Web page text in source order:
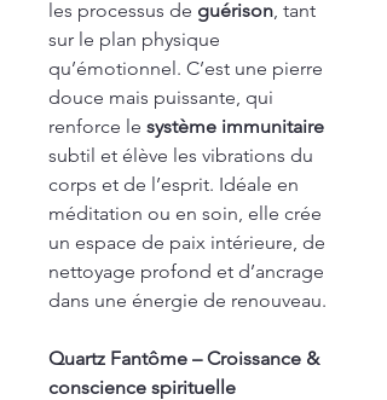
les processus de guérison, tant
sur le plan physique
qu’émotionnel. C’est une pierre
douce mais puissante, qui
renforce le système immunitaire
subtil et élève les vibrations du
corps et de l’esprit. Idéale en
méditation ou en soin, elle crée
un espace de paix intérieure, de
nettoyage profond et d’ancrage
dans une énergie de renouveau.
Quartz Fantôme – Croissance &
conscience spirituelle